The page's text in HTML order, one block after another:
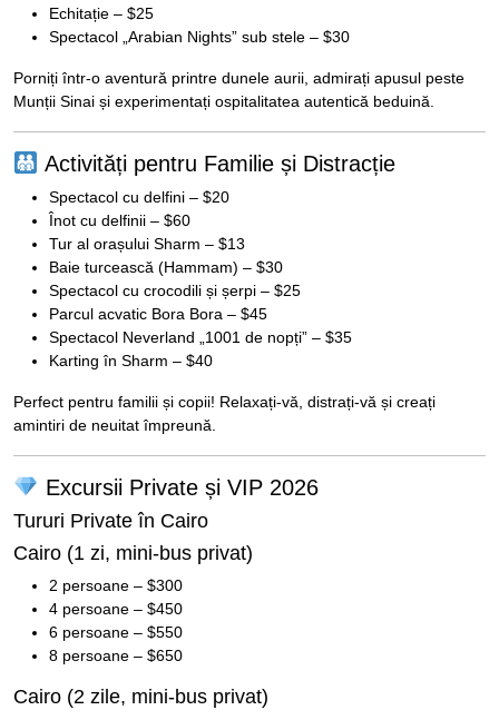
Echitație – $25
Spectacol „Arabian Nights” sub stele – $30
Porniți într-o aventură printre dunele aurii, admirați apusul peste
Munții Sinai și experimentați ospitalitatea autentică beduină.
Activități pentru Familie și Distracție
Spectacol cu delfini – $20
Înot cu delfinii – $60
Tur al orașului Sharm – $13
Baie turcească (Hammam) – $30
Spectacol cu crocodili și șerpi – $25
Parcul acvatic Bora Bora – $45
Spectacol Neverland „1001 de nopți” – $35
Karting în Sharm – $40
Perfect pentru familii și copii! Relaxați-vă, distrați-vă și creați
amintiri de neuitat împreună.
Excursii Private și VIP 2026
Tururi Private în Cairo
Cairo (1 zi, mini-bus privat)
2 persoane – $300
4 persoane – $450
6 persoane – $550
8 persoane – $650
Cairo (2 zile, mini-bus privat)